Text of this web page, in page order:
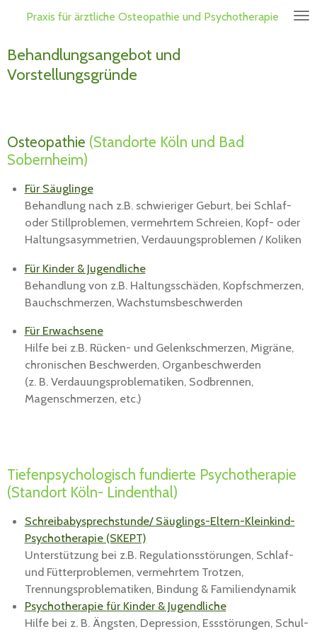
Zum
springen
Praxis für ärztliche Osteopathie und Psychotherapie
Behandlungsangebot und
Vorstellungsgründe
Osteopathie (Standorte Köln und Bad
Sobernheim)
Für Säuglinge
Behandlung nach z.B. schwieriger Geburt, bei Schlaf-
oder Stillproblemen, vermehrtem Schreien, Kopf- oder
Haltungsasymmetrien, Verdauungsproblemen / Koliken
Für Kinder & Jugendliche
Behandlung von z.B. Haltungsschäden, Kopfschmerzen,
Bauchschmerzen, Wachstumsbeschwerden
Für Erwachsene
Hilfe bei z.B. Rücken- und Gelenkschmerzen, Migräne,
chronischen Beschwerden, Organbeschwerden
(z. B. Verdauungsproblematiken, Sodbrennen,
Magenschmerzen, etc.)
Tiefenpsychologisch fundierte Psychotherapie
(Standort Köln- Lindenthal)
Schreibabysprechstunde/ Säuglings-Eltern-Kleinkind-
Psychotherapie (SKEPT)
Unterstützung bei z.B. Regulationsstörungen, Schlaf-
und Fütterproblemen, vermehrtem Trotzen,
Trennungsproblematiken, Bindung & Familiendynamik
Psychotherapie für Kinder & Jugendliche
Hilfe bei z. B. Ängsten, Depression, Essstörungen, Schul-